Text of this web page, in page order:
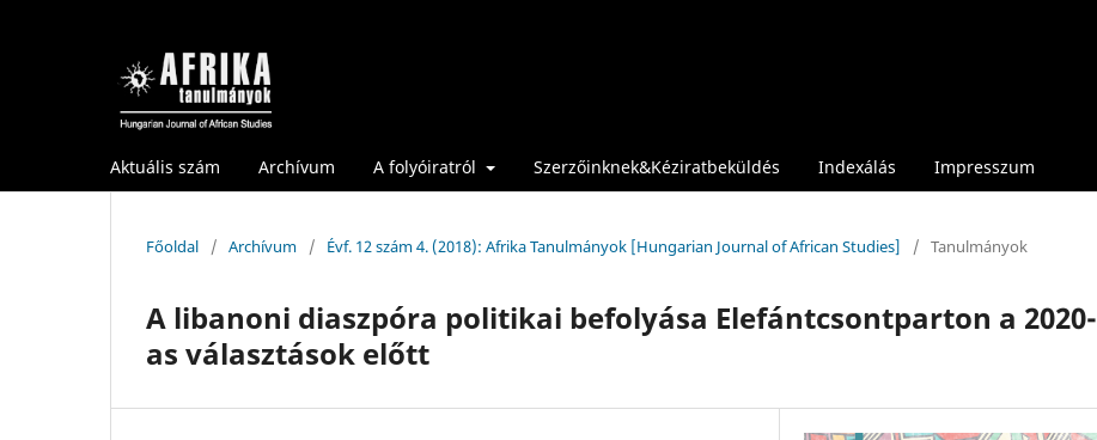
Aktuális szám Archívum A folyóiratról Szerzőinknek&Kéziratbeküldés Indexálás Impresszum
Főoldal / Archívum / Évf. 12 szám 4. (2018): Afrika Tanulmányok [Hungarian Journal of African Studies] / Tanulmányok
A libanoni diaszpóra politikai befolyása Elefántcsontparton a 2020-
as választások előtt